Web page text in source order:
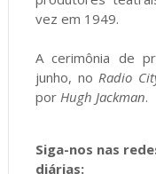
vez em 1949.
A cerimônia de
junho, noRadio
por Hugh Jackman.
Siga-nos nas
diárias: